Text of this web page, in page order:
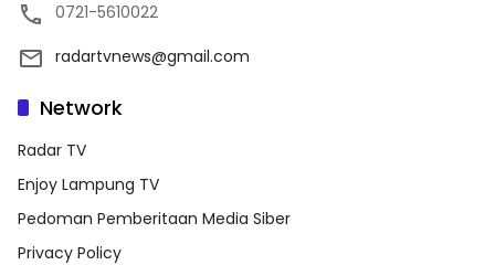
0721-5610022
radartvnews@gmail.com
Network
Radar TV
Enjoy Lampung TV
Pedoman Pemberitaan Media Siber
Privacy Policy